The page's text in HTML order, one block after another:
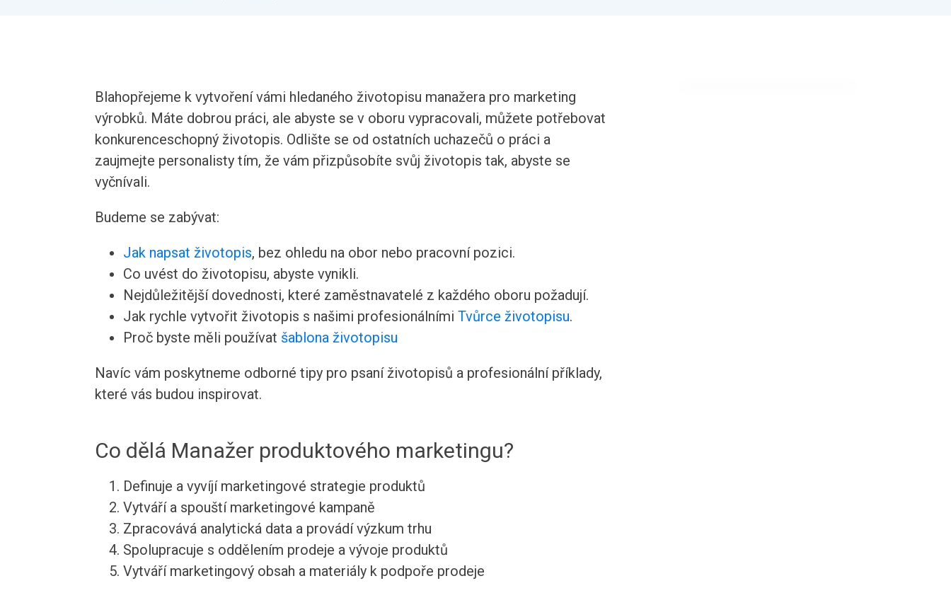
Blahopřejeme k vytvoření vámi hledaného životopisu manažera pro marketing
výrobků. Máte dobrou práci, ale abyste se v oboru vypracovali, můžete potřebovat
konkurenceschopný životopis. Odlište se od ostatních uchazečů o práci a
zaujmejte personalisty tím, že vám přizpůsobíte svůj životopis tak, abyste se
vyčnívali.
Budeme se zabývat:
Jak napsat životopis, bez ohledu na obor nebo pracovní pozici.
Co uvést do životopisu, abyste vynikli.
Nejdůležitější dovednosti, které zaměstnavatelé z každého oboru požadují.
Jak rychle vytvořit životopis s našimi profesionálnímiTvůrce životopisu.
Proč byste měli používat šablona životopisu
Navíc vám poskytneme odborné tipy pro psaní životopisů a profesionální příklady,
které vás budou inspirovat.
Co dělá Manažer produktového marketingu?
Definuje a vyvíjí marketingové strategie produktů
Vytváří a spouští marketingové kampaně
Zpracovává analytická data a provádí výzkum trhu
Spolupracuje s oddělením prodeje a vývoje produktů
Vytváří marketingový obsah a materiály k podpoře prodeje